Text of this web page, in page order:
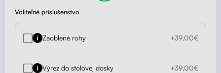
Voliteľné príslušenstvo
Zaoblené rohy +39,00€
Výrez do stolovej dosky +39,00€